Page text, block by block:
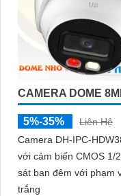
CAMERA DOME
5%-35%
Liên Hệ
Camera DH-IPC-
với cảm biến CMOS 1/
sát ban đêm với phạm
trắng